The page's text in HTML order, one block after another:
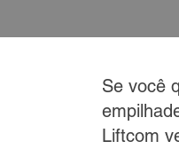
Se você
Liftcom